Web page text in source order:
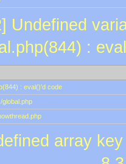
Undefined
:
: eval()'d code
/global.php
array